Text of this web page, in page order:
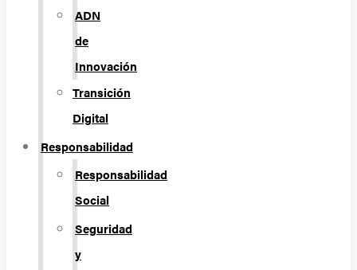
ADN
de
Innovación
Transición
Digital
Responsabilidad
Responsabilidad
Social
Seguridad
y